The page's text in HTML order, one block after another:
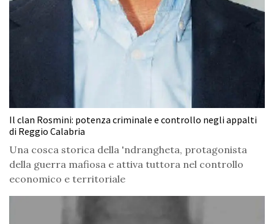
Il clan Rosmini: potenza criminale e controllo negli appalti
di Reggio Calabria
Una cosca storica della 'ndrangheta, protagonista
della guerra mafiosa e attiva tuttora nel controllo
economico e territoriale